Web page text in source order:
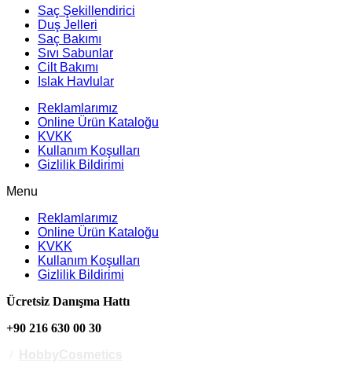
Saç Şekillendirici
Duş Jelleri
Saç Bakımı
Sıvı Sabunlar
Cilt Bakımı
Islak Havlular
Reklamlarımız
Online Ürün Kataloğu
KVKK
Kullanım Koşulları
Gizlilik Bildirimi
Menu
Reklamlarımız
Online Ürün Kataloğu
KVKK
Kullanım Koşulları
Gizlilik Bildirimi
Ücretsiz Danışma Hattı
+90 216 630 00 30